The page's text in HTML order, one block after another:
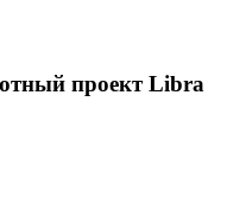
проект Libra